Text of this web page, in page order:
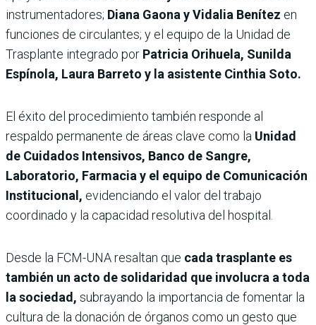
instrumentadores; Diana Gaona y Vidalia Benítez en
funciones de circulantes; y el equipo de la Unidad de
Trasplante integrado por Patricia Orihuela, Sunilda
Espínola, Laura Barreto y la asistente Cinthia Soto.
El éxito del procedimiento también responde al
respaldo permanente de áreas clave como la Unidad
de Cuidados Intensivos, Banco de Sangre,
Laboratorio, Farmacia y el equipo de Comunicación
Institucional, evidenciando el valor del trabajo
coordinado y la capacidad resolutiva del hospital.
Desde la FCM-UNA resaltan que cada trasplante es
también un acto de solidaridad que involucra a toda
la sociedad, subrayando la importancia de fomentar la
cultura de la donación de órganos como un gesto que